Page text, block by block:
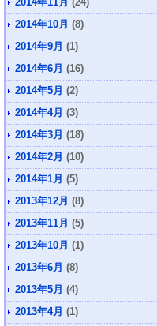
2014年11月 (24)
2014年10月 (8)
2014年9月 (1)
2014年6月 (16)
2014年5月 (2)
2014年4月 (3)
2014年3月 (18)
2014年2月 (10)
2014年1月 (5)
2013年12月 (8)
2013年11月 (5)
2013年10月 (1)
2013年6月 (8)
2013年5月 (4)
2013年4月 (1)